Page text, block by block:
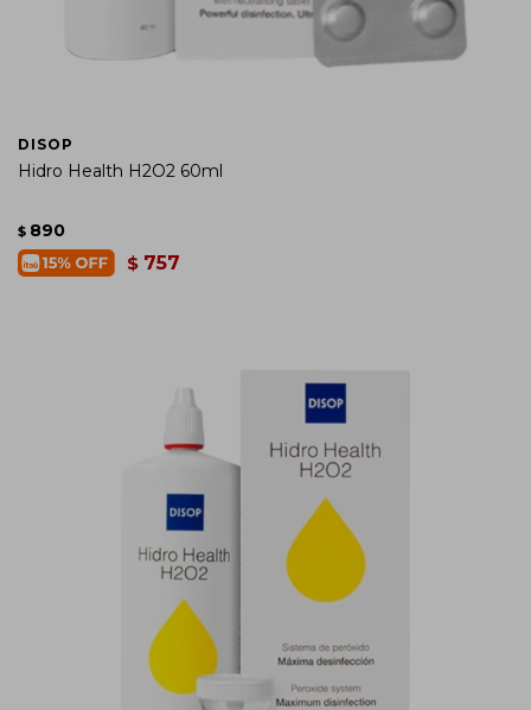
DISOP
Hidro Health H2O2 60ml
$ 890
$ 757